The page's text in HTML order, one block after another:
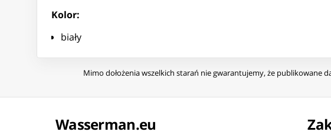
Kolor:
biały
Mimo dołożenia wszelkich starań nie gwarantujemy, że publikowane
Wasserman.eu